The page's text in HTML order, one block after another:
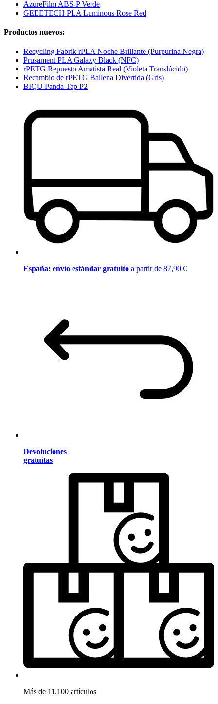
AzureFilm ABS-P Verde
GEEETECH PLA Luminous Rose Red
Productos nuevos:
Recycling Fabrik rPLA Noche Brillante (Purpurina Negra)
Prusament PLA Galaxy Black (NFC)
rPETG Repuesto Amatista Real (Violeta Translúcido)
Recambio de rPETG Ballena Divertida (Gris)
BIQU Panda Tap P2
España: envío estándar gratuito a partir de 87,90 €
Devoluciones
gratuitas
Más de 11.100 artículos